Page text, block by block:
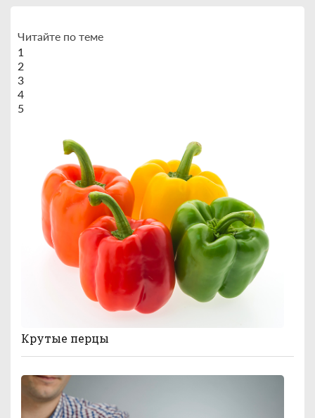
Читайте по теме
1
2
3
4
5
Крутые перцы